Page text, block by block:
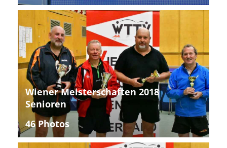
Wiener Meisterschaften 2018
Senioren
46 Photos